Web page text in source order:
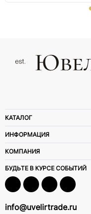
КАТАЛОГ
ИНФОРМАЦИЯ
КОМПАНИЯ
БУДЬТЕ В КУРСЕ СОБЫТИЙ
info@uvelirtrade.ru